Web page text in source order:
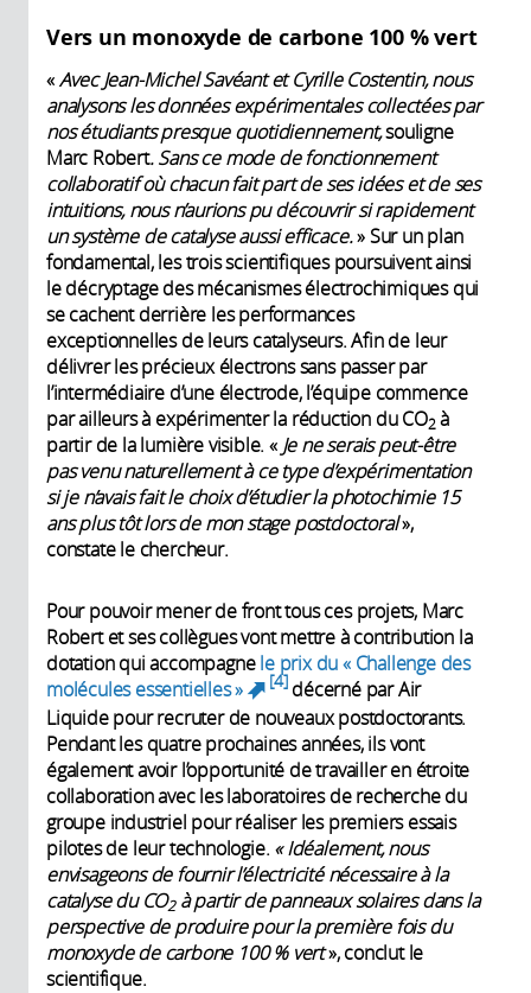
Vers un monoxyde de carbone 100 % vert
«Avec Jean-Michel Savéant et Cyrille Costentin, nous
analysons les données expérimentales collectées par
nos étudiants presque quotidiennement,souligne
Marc Robert. Sans ce mode de fonctionnement
collaboratif où chacun fait part de ses idées et de ses
intuitions, nous n’aurions pu découvrir si rapidement
un système de catalyse aussi efficace.» Sur un plan
fondamental, les trois scientifiques poursuivent ainsi
le décryptage des mécanismes électrochimiques qui
se cachent derrière les performances
exceptionnelles de leurs catalyseurs. Afin de leur
délivrer les précieux électrons sans passer par
l’intermédiaire d’une électrode, l’équipe commence
par ailleurs à expérimenter la réduction du CO2à
partir de la lumière visible. « Je ne serais peut-être
pas venu naturellement à ce type d’expérimentation
si je n’avais fait le choix d’étudier la photochimie 15
ans plus tôt lors de mon stage postdoctoral»,
constate le chercheur.
Pour pouvoir mener de front tous ces projets, Marc
Robert et ses collègues vont mettre à contribution la
dotation qui accompagnele prix du « Challenge des
molécules essentielles »
(link is external)
4 décerné par Air
Liquide pour recruter de nouveaux postdoctorants.
Pendant les quatre prochaines années, ils vont
également avoir l’opportunité de travailler en étroite
collaboration avec les laboratoires de recherche du
groupe industriel pour réaliser les premiers essais
pilotes de leur technologie. « Idéalement, nous
envisageons de fournir l’électricité nécessaire à la
catalyse du CO2à partir de panneaux solaires dans la
perspective de produire pour la première fois du
monoxyde de carbone 100 % vert», conclut le
scientifique.